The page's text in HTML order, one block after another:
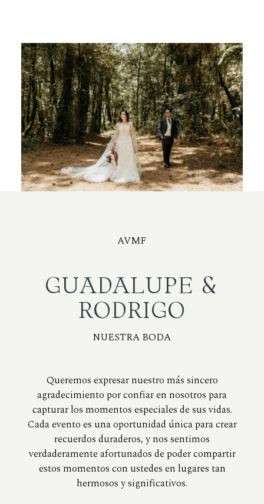
AVMF
GUADALUPE &
RODRIGO
NUESTRA BODA
Queremos expresar nuestro más sincero
agradecimiento por confiar en nosotros para
capturar los momentos especiales de sus vidas.
Cada evento es una oportunidad única para crear
recuerdos duraderos, y nos sentimos
verdaderamente afortunados de poder compartir
estos momentos con ustedes en lugares tan
hermosos y significativos.